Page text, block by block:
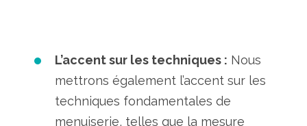
L’accent sur les techniques : Nous
mettrons également l’accent sur les
techniques fondamentales de
menuiserie, telles que la mesure